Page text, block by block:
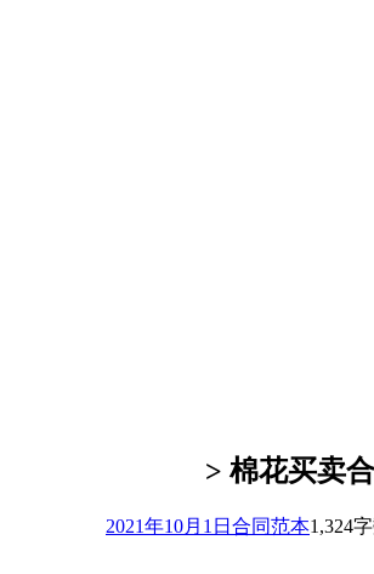
> 棉花买卖
2021年10月1日 合同范本1,324